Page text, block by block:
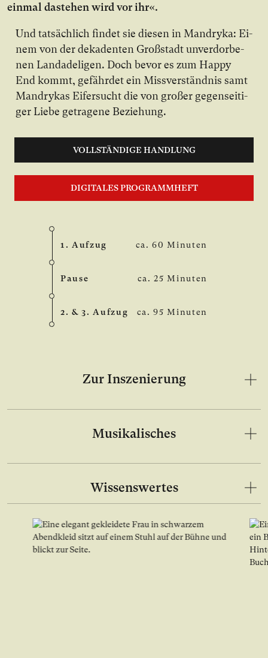
ein­mal da­ste­hen wird vor ihr«.
Und tat­säch­lich fin­det sie die­sen in Mandryka: Ei­
nem von der de­ka­den­ten Groß­stadt un­ver­dor­be­
nen Land­ade­li­gen. Doch be­vor es zum Happy
End kommt, ge­fähr­det ein Miss­ver­ständ­nis samt
Mandrykas Ei­fer­sucht die von gro­ßer ge­gen­sei­ti­
ger Lie­be ge­tra­ge­ne Be­zie­hung.
VOLLSTÄNDIGE HANDLUNG
DIGITALES PROGRAMMHEFT
1. Aufzug ca. 60 Minuten
Pause ca. 25 Minuten
2. & 3. Aufzug ca. 95 Minuten
Zur Inszenierung
Musikalisches
Wissenswertes